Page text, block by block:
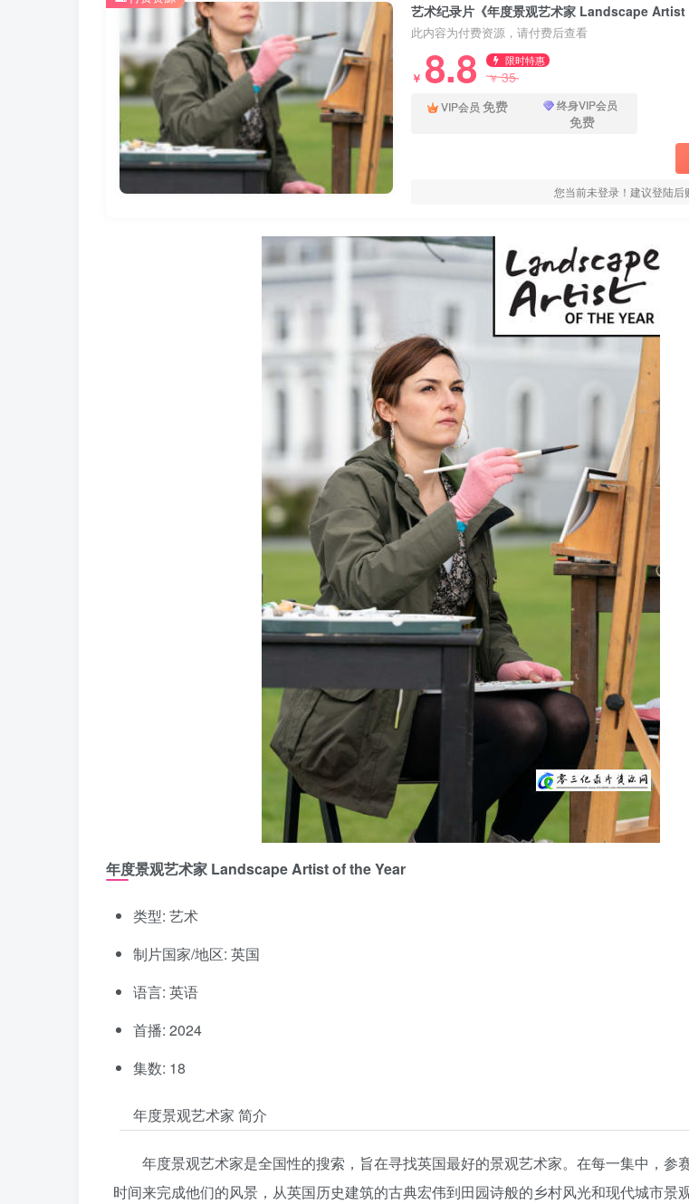
艺术纪录片《年度景观艺术家 Landscape
此内容为付费资源，请付费后查看
￥ 8.8 限时特惠
￥35
VIP会员 免费 终身VIP会员
免费
您当前未登录！建议登陆
年度景观艺术家 Landscape Artist of the Year
类型: 艺术
制片国家/地区: 英国
语言: 英语
首播: 2024
集数: 18
年度景观艺术家 简介
年度景观艺术家是全国性的搜索，旨在寻找英国最好的景观艺术家。在每一集中，参
时间来完成他们的风景，从英国历史建筑的古典宏伟到田园诗般的乡村风光和现代城市景